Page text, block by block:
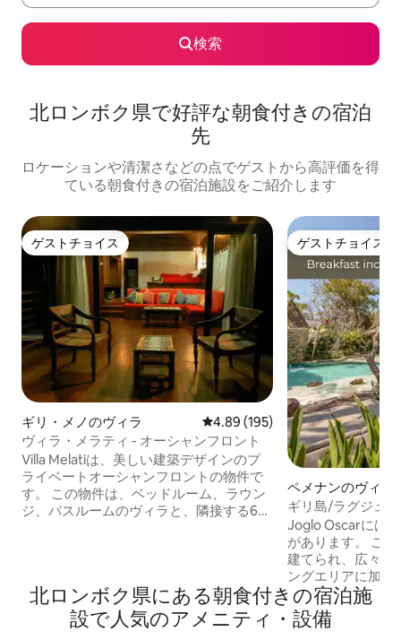
検索
北ロンボク県で好評な朝食付きの宿泊
先
ロケーションや清潔さなどの点でゲストから高評価を得
ている朝食付きの宿泊施設をご紹介します
ゲストチョイス
ゲストチョイス
ギリ・メノのヴィラ レビュー195件、5つ星中4.89つ
4.89 (195)
ヴィラ・メラティ - オーシャンフロント
Villa Melatiは、美しい建築デザインのプ
ライベートオーシャンフロントの物件で
す。 この物件は、ベッドルーム、ラウン
ジ、バスルームのヴィラと、隣接する6M
と座席）があります。 メインベッドルー
ムヴィラには、温水/冷水シャワー、エア
コン、シーリングファンがあります。 キ
ゲストチョイス
ゲストチョイス
ペメナンのヴィラ
ギリ島/ラグジュ
食＋自転車込み
Joglo Oscarには
があります。 このJogloは120年以上前に
建てられ、広々と
ングエリアに加え
ッソマシン、朝
サーを備えた設
があります。 ご
北ロンボク県にある朝食付きの宿泊施
設で人気のアメニティ・設備